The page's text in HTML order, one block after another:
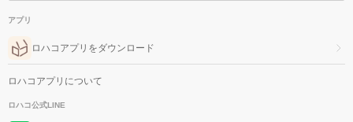
アプリ
ロハコアプリをダウンロード
ロハコアプリについて
ロハコ公式LINE